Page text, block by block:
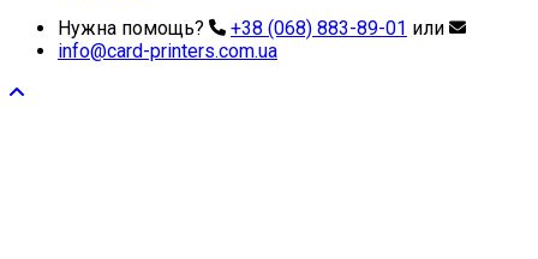
Нужна помощь?
+38 (068) 883-89-01 или
info@card-printers.com.ua